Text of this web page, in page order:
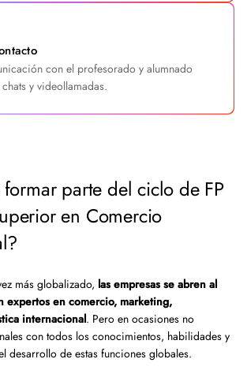
con el profesorado y alumnado
y videollamadas.
formar parte del ciclo de FP
en Comercio
más globalizado, las empresas se abren al
expertos en comercio, marketing,
internacional. Pero en ocasiones no
con todos los conocimientos, habilidades y
desarrollo de estas funciones globales.